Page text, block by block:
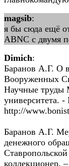
magsib:
я бы сюда ещё
ABNC с двумя
Dimich:
Баранов А.Г. О
Вооруженных
Научные труды
университета.
http://
Баранов А.Г.
денежного
коллекционер.